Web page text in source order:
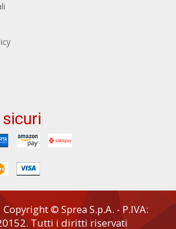
© Sprea S.p.A. - P.IVA:
Tutti i diritti riservati